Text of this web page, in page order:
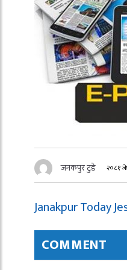
जनकपुर टुडे २०८१
Janakpur Today
COMMENT